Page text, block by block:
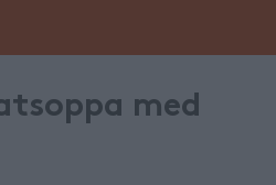
med